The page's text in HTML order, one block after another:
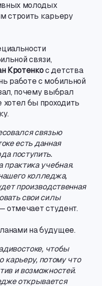
молодых
строить карьеру
связи,
Кротенкос детства
работе с мобильной
, почему выбрал
бы проходить
связью
есть данная
поступить.
практика учебная.
колледжа,
производственная
свои силы
отмечает студент.
на будущее.
, чтобы
карьеру, потому что
и возможностей.
открывается